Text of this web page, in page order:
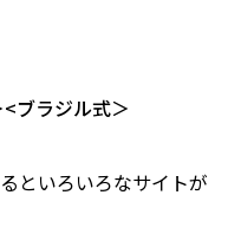
ブラジル式＞
といろいろなサイトが